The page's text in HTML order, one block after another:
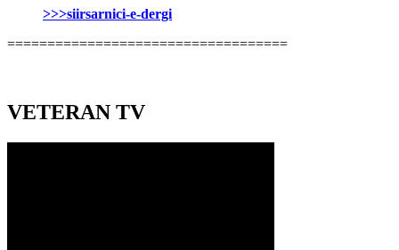
>>>siirsarnici-e-dergi
===================================
VETERAN TV